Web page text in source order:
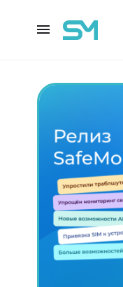
Main